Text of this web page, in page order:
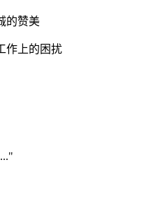
的赞美
作上的困扰